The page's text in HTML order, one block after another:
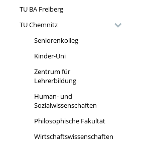
TU BA Freiberg
TU Chemnitz
Seniorenkolleg
Kinder-Uni
Zentrum für
Lehrerbildung
Human- und
Sozialwissenschaften
Philosophische Fakultät
Wirtschaftswissenschaften